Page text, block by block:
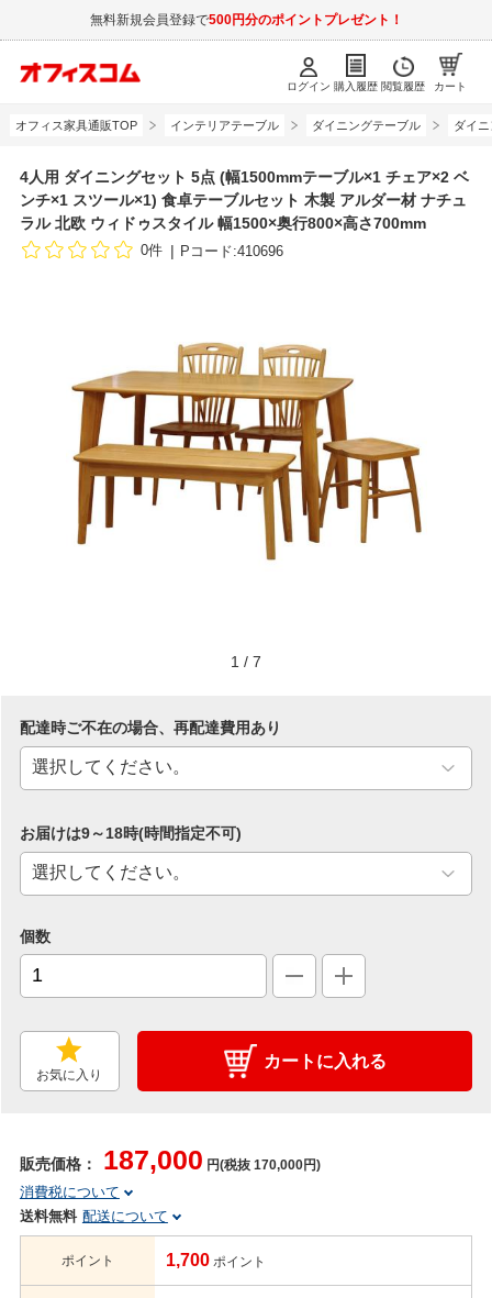
無料新規会員登録で500円分のポイントプレゼント！
ログイン 購入履歴 閲覧履歴 カート
オフィス家具通販TOP インテリアテーブル ダイニングテーブル ダイ
4人用 ダイニングセット 5点 (幅1500mmテーブル×1 チェア×2 ベ
ンチ×1 スツール×1) 食卓テーブルセット 木製 アルダー材 ナチュ
ラル 北欧 ウィドゥスタイル 幅1500×奥行800×高さ700mm
0件 Pコード:410696
1 / 7
配達時ご不在の場合、再配達費用あり
お届けは9～18時(時間指定不可)
個数
お気に入り
カートに入れる
販売価格： 187,000 円(税抜 170,000円)
消費税について
送料無料 配送について
ポイント 1,700 ポイント